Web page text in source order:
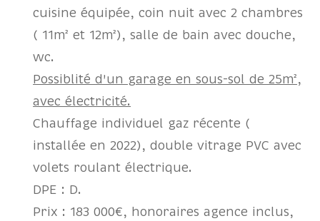
cuisine équipée, coin nuit avec 2 chambres
( 11m² et 12m²), salle de bain avec douche,
wc.
Possiblité d'un garage en sous-sol de 25m²,
avec électricité.
Chauffage individuel gaz récente (
installée en 2022), double vitrage PVC avec
volets roulant électrique.
DPE : D.
Prix : 183 000€, honoraires agence inclus,